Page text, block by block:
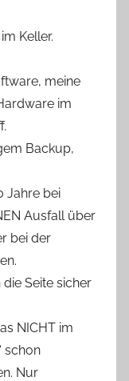
Keller.
meine
im
Backup,
Jahre bei
Ausfall über
bei der
Seite sicher
NICHT im
schon
Nur